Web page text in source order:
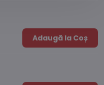
Adaugă la Coș